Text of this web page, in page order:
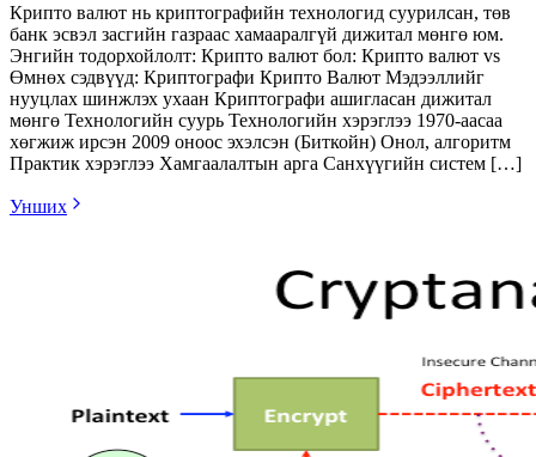
Крипто валют нь криптографийн технологид суурилсан, төв
банк эсвэл засгийн газраас хамааралгүй дижитал мөнгө юм.
Энгийн тодорхойлолт: Крипто валют бол: Крипто валют vs
Өмнөх сэдвүүд: Криптографи Крипто Валют Мэдээллийг
нууцлах шинжлэх ухаан Криптографи ашигласан дижитал
мөнгө Технологийн суурь Технологийн хэрэглээ 1970-аасаа
хөгжиж ирсэн 2009 оноос эхэлсэн (Биткойн) Онол, алгоритм
Практик хэрэглээ Хамгаалалтын арга Санхүүгийн систем […]
Унших